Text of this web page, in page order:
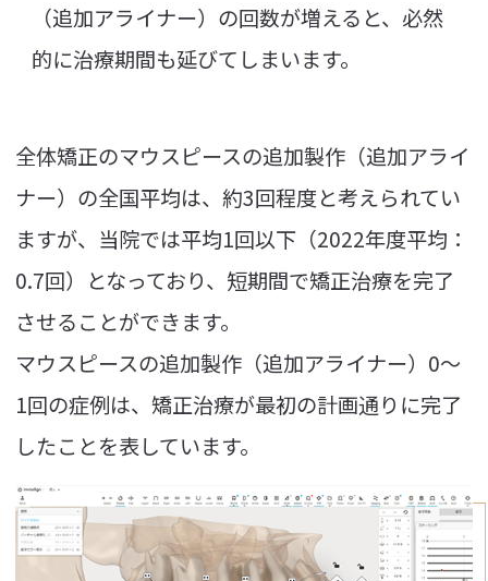
（追加アライナー）の回数が増えると、必然
的に治療期間も延びてしまいます。
全体矯正のマウスピースの追加製作（追加アライ
ナー）の全国平均は、約3回程度と考えられてい
ますが、当院では平均1回以下（2022年度平均：
0.7回）となっており、短期間で矯正治療を完了
させることができます。
マウスピースの追加製作（追加アライナー）0～
1回の症例は、矯正治療が最初の計画通りに完了
したことを表しています。